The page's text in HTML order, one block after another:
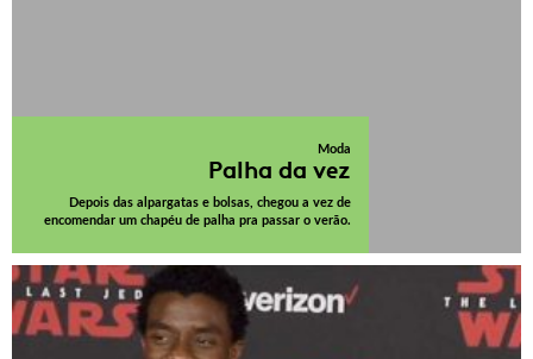
Moda
Palha da vez
Depois das alpargatas e bolsas, chegou a vez de
encomendar um chapéu de palha pra passar o verão.